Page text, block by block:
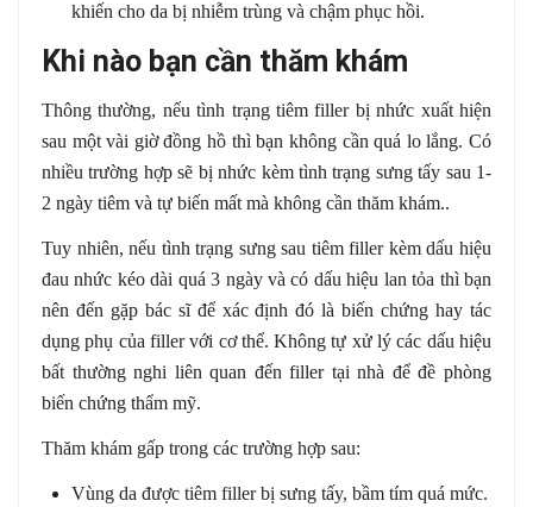
khiến cho da bị nhiễm trùng và chậm phục hồi.
Khi nào bạn cần thăm khám
Thông thường, nếu tình trạng tiêm filler bị nhức xuất hiện
sau một vài giờ đồng hồ thì bạn không cần quá lo lắng. Có
nhiều trường hợp sẽ bị nhức kèm tình trạng sưng tấy sau 1-
2 ngày tiêm và tự biến mất mà không cần thăm khám..
Tuy nhiên, nếu tình trạng sưng sau tiêm filler kèm dấu hiệu
đau nhức kéo dài quá 3 ngày và có dấu hiệu lan tỏa thì bạn
nên đến gặp bác sĩ để xác định đó là biến chứng hay tác
dụng phụ của filler với cơ thể. Không tự xử lý các dấu hiệu
bất thường nghi liên quan đến filler tại nhà để đề phòng
biến chứng thẩm mỹ.
Thăm khám gấp trong các trường hợp sau:
Vùng da được tiêm filler bị sưng tấy, bầm tím quá mức.